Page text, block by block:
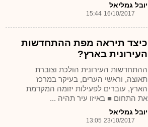
יובל גמליאל
16/10/2017
15:44
כיצד תיראה מפת ההתחדשות
העירונית בארץ?
ההתחדשות העירונית הולכת וצוברת
תאוצה, וראשי הערים, בעיקר במרכז
הארץ, עוברים לפעילות יזומה המקדמת
את התחום ■ באיזו עיר תהיה ...
יובל גמליאל
23/10/2017
13:05